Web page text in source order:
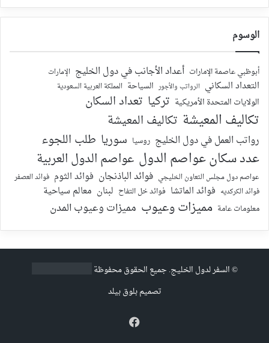
الوسوم
أبوظبي عاصمة الإمارات أعداد الأجانب في دول الخليج الإمارات
التعداد السكاني الرواتب والأجور السياحة المملكة العربية السعودية
الولايات المتحدة الأمريكية تركيا تعداد السكان
تكاليف المعيشة تكاليف المعيشة
رواتب العمل في دول الخليج روسيا سوريا طلب اللجوء
عدد سكان عواصم الدول عواصم الدول العربية
عواصم دول مجلس التعاون الخليجي فوائد الباذنجان فوائد الثوم فوائد العصفر
فوائد الكركديه فوائد الماتشا فوائد خل التفاح لبنان معالم سياحية
معلومات عامة مميزات وعيوب مميزات وعيوب المدن
©السفر لدول الخليج. جميع الحقوق محفوظة
تصميمبلوق بيلد
فيسبوك